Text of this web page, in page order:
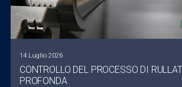
14 Luglio 2026
CONTROLLO DEL PROCESSO DI
PROFONDA